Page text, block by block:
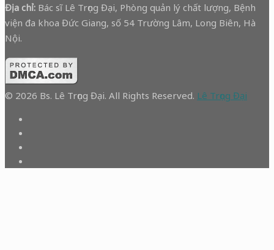
Địa chỉ: Bác sĩ Lê Trọng Đại, Phòng quản lý chất lượng, Bệnh
viện đa khoa Đức Giang, số 54 Trường Lâm, Long Biên, Hà
Nội.
© 2026 Bs. Lê Trọng Đại. All Rights Reserved. Lê Trọng Đại